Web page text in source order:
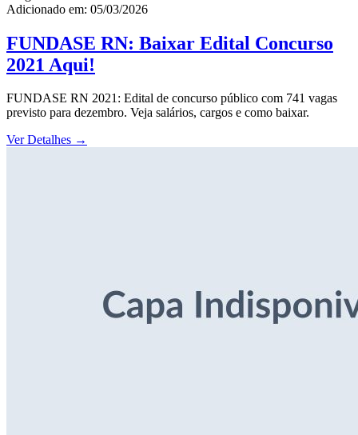
Adicionado em: 05/03/2026
FUNDASE RN: Baixar Edital Concurso
2021 Aqui!
FUNDASE RN 2021: Edital de concurso público com 741 vagas
previsto para dezembro. Veja salários, cargos e como baixar.
Ver Detalhes →